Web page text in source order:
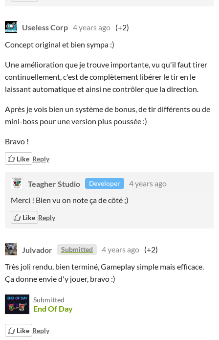
Useless Corp 4 years ago (+2)
Concept original et bien sympa :)
Une amélioration que je trouve importante, vu qu'il faut tirer
continuellement, c'est de complètement libérer le tir en le
laissant automatique et ainsi ne contrôler que la direction.
Après je vois bien un système de bonus, de tir différents ou de
mini-boss pour une version plus poussée :)
Bravo !
Like Reply
Teagher Studio Developer
4 years ago
Merci ! Bien vu on note ça de côté ;)
Like Reply
Julvador Submitted 4 years ago (+2)
Très joli rendu, bien terminé, Gameplay simple mais efficace.
Ça donne envie d'y jouer, bravo :)
Submitted
End Of Day
Like Reply